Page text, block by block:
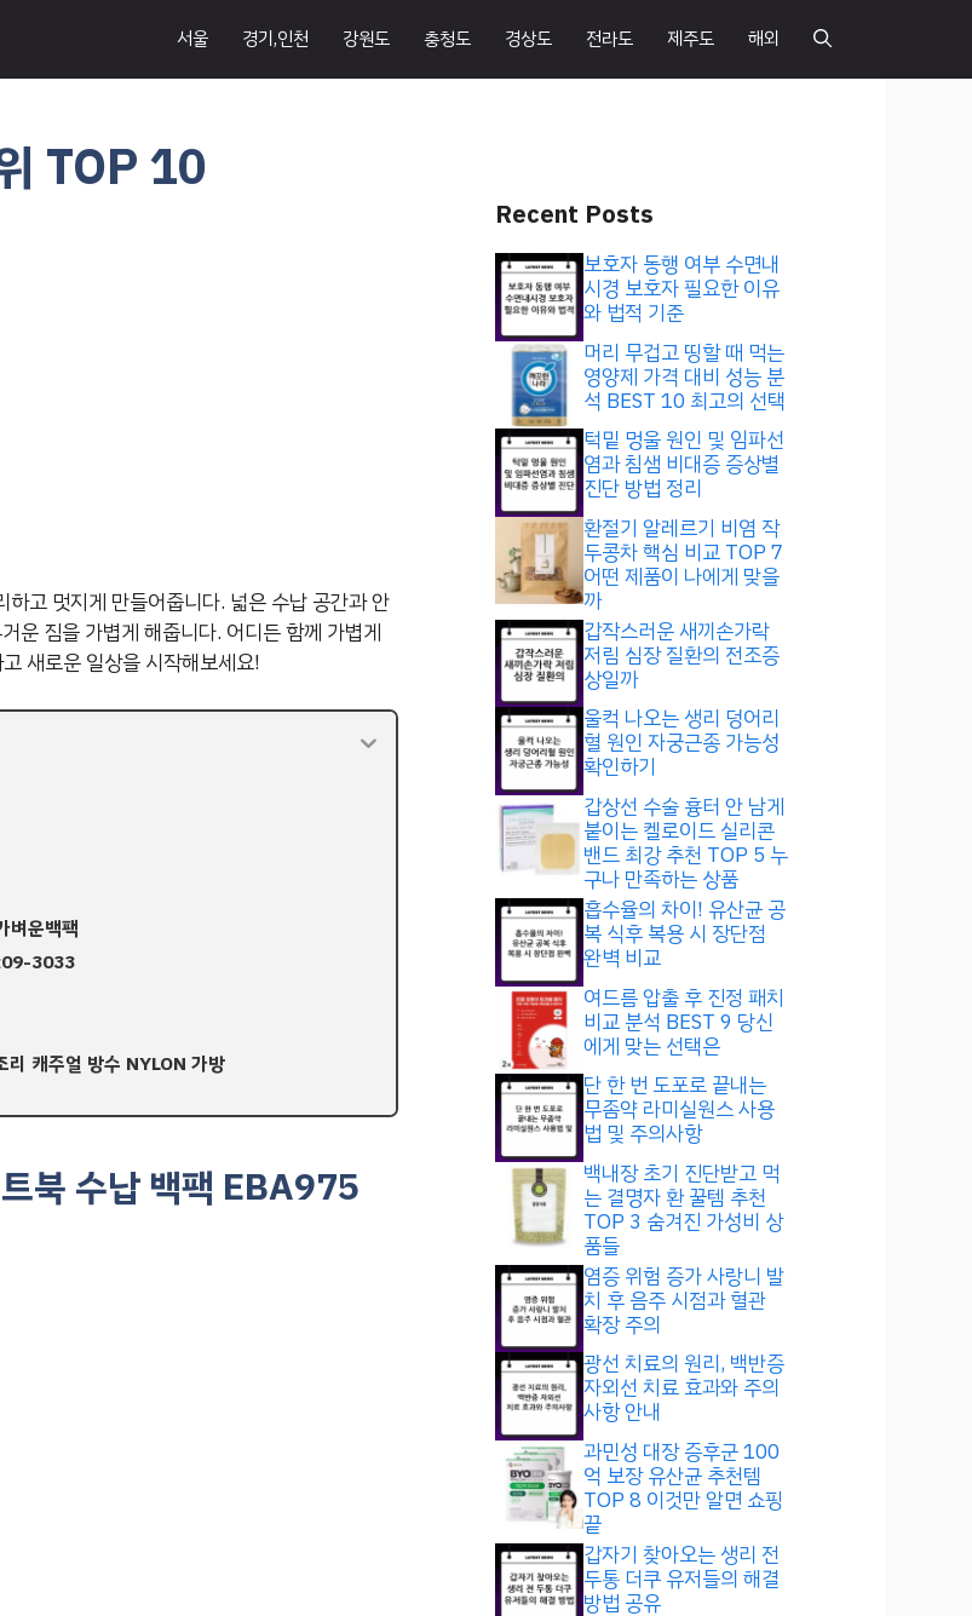
서울 경기,인천 강원도 충청도 경상도 전라도 제주도 해외
TOP 10
고 멋지게 만들어줍니다. 넓은 수납 공간과 안
운 짐을 가볍게 해줍니다. 어디든 함께 가볍게
새로운 일상을 시작해보세요!
벼운백팩
3033
캐주얼 방수 NYLON 가방
북 수납 백팩 EBA975
Recent Posts
보호자 동행 여부 수면내
시경 보호자 필요한 이유
와 법적 기준
머리 무겁고 띵할 때 먹는
영양제 가격 대비 성능 분
석 BEST 10 최고의 선택
턱밑 멍울 원인 및 임파선
염과 침샘 비대증 증상별
진단 방법 정리
환절기 알레르기 비염 작
두콩차 핵심 비교 TOP 7
어떤 제품이 나에게 맞을
까
갑작스러운 새끼손가락
저림 심장 질환의 전조증
상일까
울컥 나오는 생리 덩어리
혈 원인 자궁근종 가능성
확인하기
갑상선 수술 흉터 안 남게
붙이는 켈로이드 실리콘
밴드 최강 추천 TOP 5 누
구나 만족하는 상품
흡수율의 차이! 유산균 공
복 식후 복용 시 장단점
완벽 비교
여드름 압출 후 진정 패치
비교 분석 BEST 9 당신
에게 맞는 선택은
단 한 번 도포로 끝내는
무좀약 라미실원스 사용
법 및 주의사항
백내장 초기 진단받고 먹
는 결명자 환 꿀템 추천
TOP 3 숨겨진 가성비 상
품들
염증 위험 증가 사랑니 발
치 후 음주 시점과 혈관
확장 주의
광선 치료의 원리, 백반증
자외선 치료 효과와 주의
사항 안내
과민성 대장 증후군 100
억 보장 유산균 추천템
TOP 8 이것만 알면 쇼핑
끝
갑자기 찾아오는 생리 전
두통 더쿠 유저들의 해결
방법 공유